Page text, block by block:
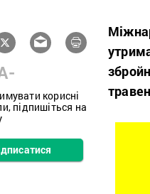
корисні
підпишіться на